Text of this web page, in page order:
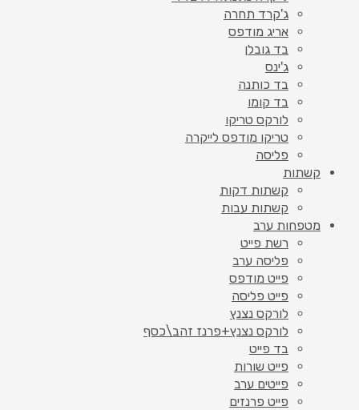
ג'קרד תחרה
אריג מודפס
בד גובלן
ג'ינס
בד כותנה
בד קומו
לורקס טריקו
טריקו מודפס לייקרה
פליסה
קשתות
קשתות דקות
קשתות עבות
מטפחות ערב
רשת פייט
פליסה ערב
פייט מודפס
פייט פליסה
לורקס נצנץ
לורקס נצנץ+פרנז זהב\כסף
בד פייט
פייט שורות
פייטים ערב
פייט פרנזים